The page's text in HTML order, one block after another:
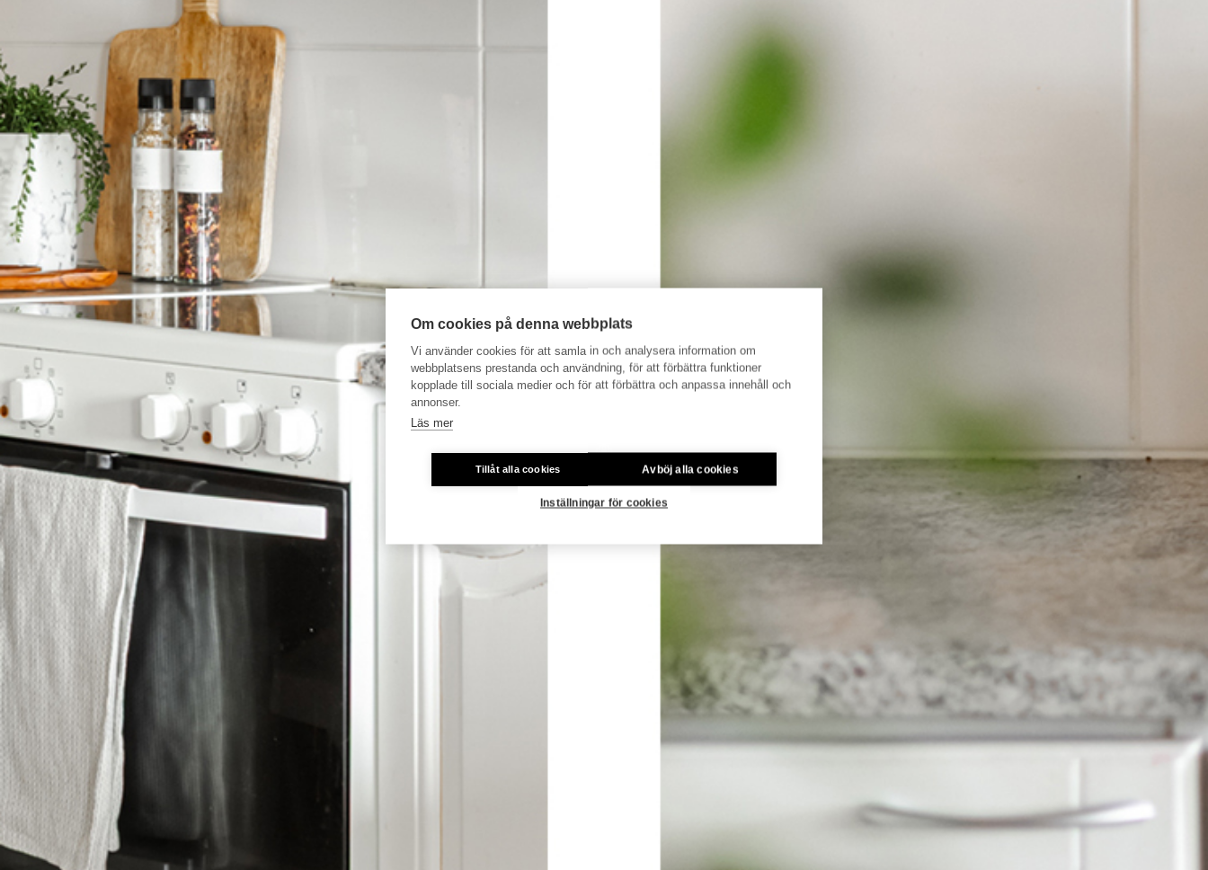
Om cookies på denna webbplats
Vi använder cookies för att samla in och analysera information om
webbplatsens prestanda och användning, för att förbättra funktioner
kopplade till sociala medier och för att förbättra och anpassa innehåll och
annonser.
Läs mer
Tillåt alla cookies Avböj alla cookies
Inställningar för cookies